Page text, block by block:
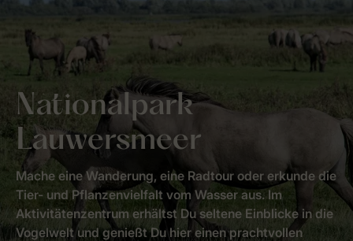
Nationalpark
Lauwersmeer
Mache eine Wanderung, eine Radtour oder erkunde die
Tier- und Pflanzenvielfalt vom Wasser aus. Im
Aktivitätenzentrum erhältst Du seltene Einblicke in die
Vogelwelt und genießt Du hier einen prachtvollen